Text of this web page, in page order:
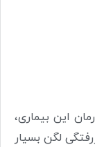
این بیماری،
لگن بسیار